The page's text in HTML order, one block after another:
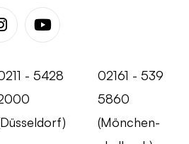
Youtube
- 5428
02161 - 539
5860
(Mönchen-